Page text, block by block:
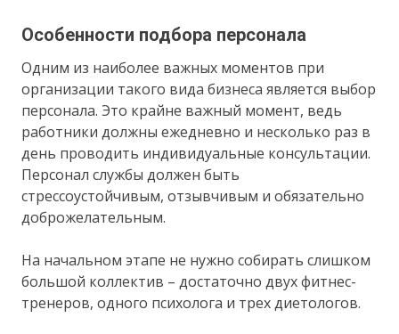
Особенности подбора персонала
Одним из наиболее важных моментов при
организации такого вида бизнеса является выбор
персонала. Это крайне важный момент, ведь
работники должны ежедневно и несколько раз в
день проводить индивидуальные консультации.
Персонал службы должен быть
стрессоустойчивым, отзывчивым и обязательно
доброжелательным.
На начальном этапе не нужно собирать слишком
большой коллектив – достаточно двух фитнес-
тренеров, одного психолога и трех диетологов.